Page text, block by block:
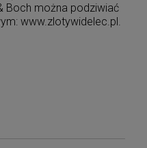
Boch można podziwiać
www.zlotywidelec.pl.